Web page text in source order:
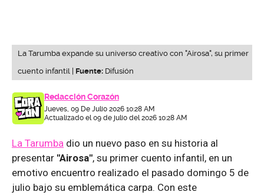
La Tarumba expande su universo creativo con "Airosa", su primer
cuento infantil | Fuente: Difusión
Redacción Corazón
Jueves, 09 De Julio 2026 10:28 AM
Actualizado el 09 de julio del 2026 10:28 AM
La Tarumba dio un nuevo paso en su historia al
presentar "Airosa", su primer cuento infantil, en un
emotivo encuentro realizado el pasado domingo 5 de
julio bajo su emblemática carpa. Con este